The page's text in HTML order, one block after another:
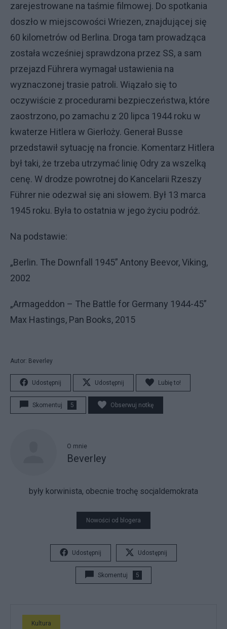
zarejestrowane na taśmie filmowej. Do spotkania
doszło w miejscowości Wriezen, znajdującej się
60 kilometrów od Berlina. Droga tam prowadząca
została wcześniej sprawdzona przez SS, a sam
przejazd Führera wymagał ustawienia na
wyznaczonej trasie patroli. Wiązało się to
oczywiście z procedurami bezpieczeństwa, które
zaostrzono, po zamachu z 20 lipca 1944 roku w
kwaterze Hitlera w Gierłoży. Generał Busse
przedstawił sytuację na froncie. Komentarz Hitlera
był taki, że trzeba utrzymać linię Odry za wszelką
cenę. W drodze powrotnej do Kancelarii Rzeszy
Führer nie odezwał się ani słowem. Był 13 marca
1945 roku. Była to ostatnia w jego życiu podróż.
Na podstawie:
„Berlin. The Downfall 1945” Antony Beevor, Viking,
2002
„Armageddon – The Battle for Germany 1944-45”
Max Hastings, Pan Books, 2015
Autor: Beverley
Udostępnij Udostępnij Lubię to!
Skomentuj 5 Obserwuj notkę
O mnie
Beverley
były korwinista, obecnie trochę socjaldemokrata
Nowości od blogera
Udostępnij Udostępnij
Skomentuj 5
Kultura